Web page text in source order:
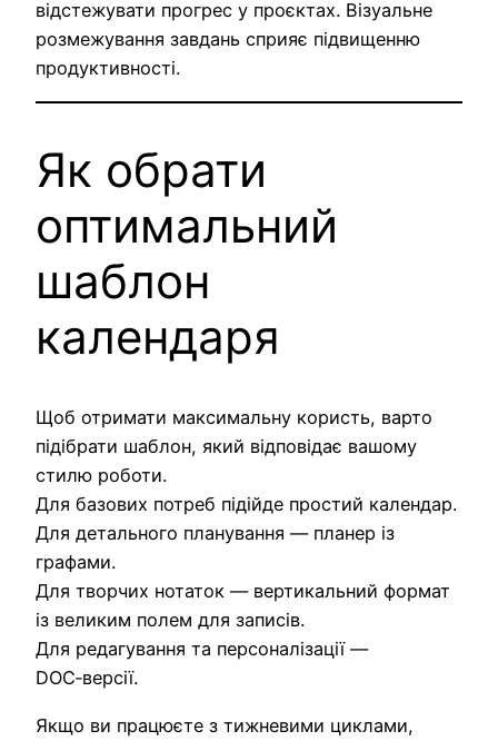
відстежувати прогрес у проєктах. Візуальне
розмежування завдань сприяє підвищенню
продуктивності.
Як обрати
оптимальний
шаблон
календаря
Щоб отримати максимальну користь, варто
підібрати шаблон, який відповідає вашому
стилю роботи.
Для базових потреб підійде простий календар.
Для детального планування — планер із
графами.
Для творчих нотаток — вертикальний формат
із великим полем для записів.
Для редагування та персоналізації —
DOC‑версії.
Якщо ви працюєте з тижневими циклами,